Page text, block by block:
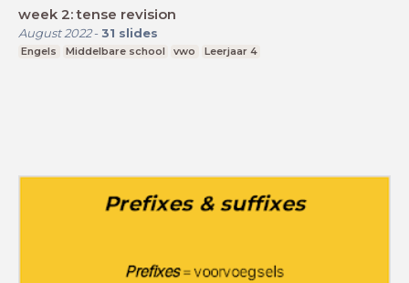
week 2: tense revision
August 2022- 31 slides
Engels Middelbare school vwo Leerjaar 4